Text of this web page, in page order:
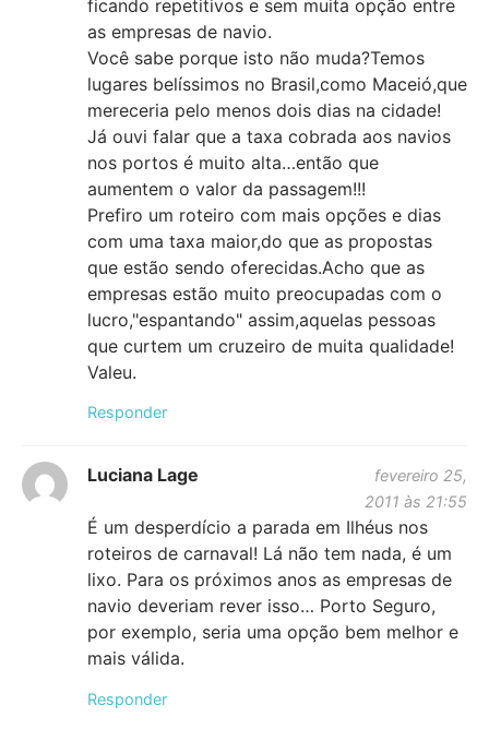
ficando repetitivos e sem muita opção entre
as empresas de navio.
Você sabe porque isto não muda?Temos
lugares belíssimos no Brasil,como Maceió,que
mereceria pelo menos dois dias na cidade!
Já ouvi falar que a taxa cobrada aos navios
nos portos é muito alta…então que
aumentem o valor da passagem!!!
Prefiro um roteiro com mais opções e dias
com uma taxa maior,do que as propostas
que estão sendo oferecidas.Acho que as
empresas estão muito preocupadas com o
lucro,"espantando" assim,aquelas pessoas
que curtem um cruzeiro de muita qualidade!
Valeu.
Responder
Luciana Lage
fevereiro 25,
2011 às 21:55
É um desperdício a parada em Ilhéus nos
roteiros de carnaval! Lá não tem nada, é um
lixo. Para os próximos anos as empresas de
navio deveriam rever isso… Porto Seguro,
por exemplo, seria uma opção bem melhor e
mais válida.
Responder